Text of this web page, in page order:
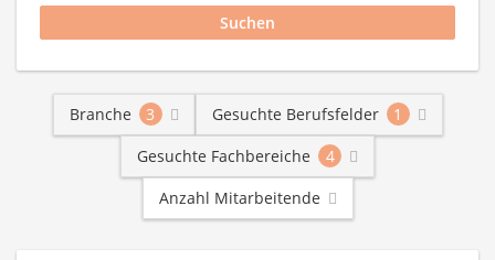
Branche 3 Gesuchte Berufsfelder
1
Gesuchte Fachbereiche
4
Anzahl Mitarbeitende